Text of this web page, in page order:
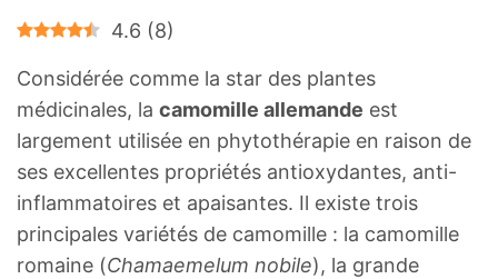
4.6 (8)
Considérée comme la star des plantes
médicinales, la camomille allemande est
largement utilisée en phytothérapie en raison de
ses excellentes propriétés antioxydantes, anti-
inflammatoires et apaisantes. Il existe trois
principales variétés de camomille : la camomille
romaine (Chamaemelum nobile), la grande